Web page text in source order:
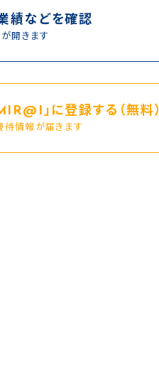
績などを確認
開きます
｣に登録する（無料）
情報が届きます